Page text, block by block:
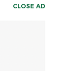
CLOSE AD